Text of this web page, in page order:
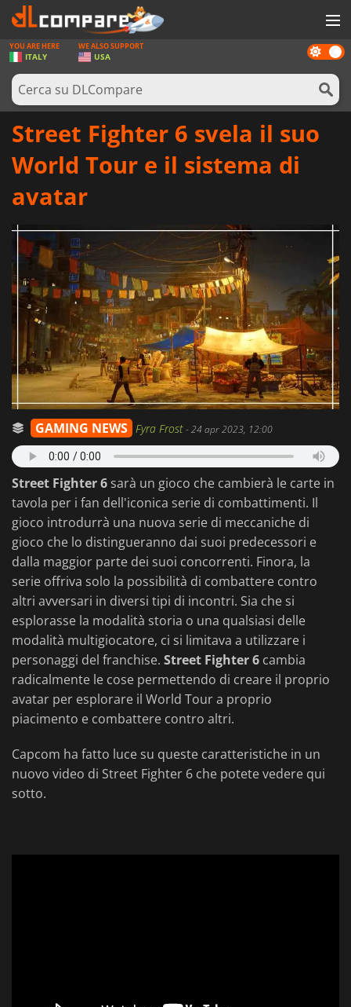
GIOCHI
PREPAGATE
SOFTWARE
ACCEDI O REGISTRATI
Dark
mode
YOU ARE HERE
ITALY
WE ALSO SUPPORT
USA
Street Fighter 6 svela il suo
World Tour e il sistema di
avatar
GAMING NEWS Fyra Frost-24 apr 2023, 12:00
Street Fighter 6 sarà un gioco che cambierà le carte in
tavola per i fan dell'iconica serie di combattimenti. Il
gioco introdurrà una nuova serie di meccaniche di
gioco che lo distingueranno dai suoi predecessori e
dalla maggior parte dei suoi concorrenti. Finora, la
serie offriva solo la possibilità di combattere contro
altri avversari in diversi tipi di incontri. Sia che si
esplorasse la modalità storia o una qualsiasi delle
modalità multigiocatore, ci si limitava a utilizzare i
personaggi del franchise. Street Fighter 6 cambia
radicalmente le cose permettendo di creare il proprio
avatar per esplorare il World Tour a proprio
piacimento e combattere contro altri.
Capcom ha fatto luce su queste caratteristiche in un
nuovo video di Street Fighter 6 che potete vedere qui
sotto.